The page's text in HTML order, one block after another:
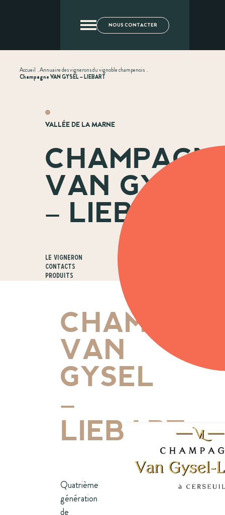
NOUS CONTACTER
Accueil .Annuaire des vignerons du vignoble champenois .
Champagne VAN GYSEL – LIEBART
VALLÉE DE LA MARNE
VAN GYSEL
– LIEBART
Le vigneron
Contacts
Produits
VAN
GYSEL
–
LIEBART
Quatrième
génération
de